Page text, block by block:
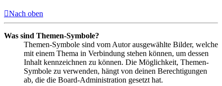
Nach oben
Was sind Themen-Symbole?
Themen-Symbole sind vom Autor ausgewählte Bilder, welche
mit einem Thema in Verbindung stehen können, um dessen
Inhalt kennzeichnen zu können. Die Möglichkeit, Themen-
Symbole zu verwenden, hängt von deinen Berechtigungen
ab, die die Board-Administration gesetzt hat.